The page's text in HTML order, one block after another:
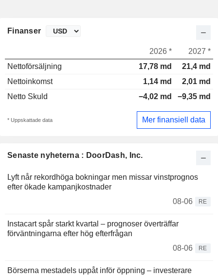
Senaste nyheterna : DoorDash, Inc.
Lyft når rekordhöga bokningar men missar vinstprognos
efter ökade kampanjkostnader
08-06
RE
Instacart spår starkt kvartal – prognoser överträffar
förväntningarna efter hög efterfrågan
08-06
RE
Börserna mestadels uppåt inför öppning – investerare
Finanser
2026 *
2027 *
Nettoförsäljning
17,78 md
21,4 md
Nettoinkomst
1,14 md
2,01 md
Netto Skuld
−4,02 md −9,35 md
* Uppskattade data Mer finansiell data